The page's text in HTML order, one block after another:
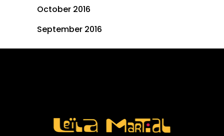
October 2016
September 2016